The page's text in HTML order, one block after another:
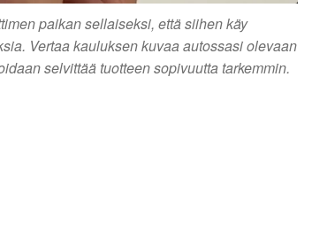
paikan sellaiseksi, että siihen käy
Vertaa kauluksen kuvaa autossasi olevaan
selvittää tuotteen sopivuutta tarkemmin.